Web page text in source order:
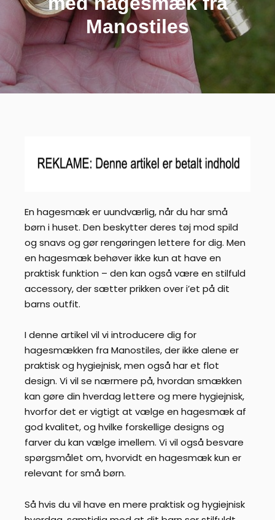
Manostiles
En hagesmæk er uundværlig, når du har små
børn i huset. Den beskytter deres tøj mod spild
og snavs og gør rengøringen lettere for dig. Men
en hagesmæk behøver ikke kun at have en
praktisk funktion – den kan også være en stilfuld
accessory, der sætter prikken over i’et på dit
barns outfit.
I denne artikel vil vi introducere dig for
hagesmækken fra Manostiles, der ikke alene er
praktisk og hygiejnisk, men også har et flot
design. Vi vil se nærmere på, hvordan smækken
kan gøre din hverdag lettere og mere hygiejnisk,
hvorfor det er vigtigt at vælge en hagesmæk af
god kvalitet, og hvilke forskellige designs og
farver du kan vælge imellem. Vi vil også besvare
spørgsmålet om, hvorvidt en hagesmæk kun er
relevant for små børn.
Så hvis du vil have en mere praktisk og hygiejnisk